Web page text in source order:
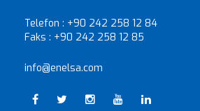
Telefon : +90 242 258 12 84
Faks : +90 242 258 12 85
info@enelsa.com